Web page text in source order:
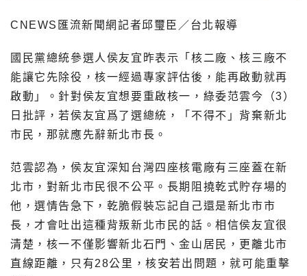
CNEWS匯流新聞網記者邱璽臣／台北報導
國民黨總統參選人侯友宜昨表示「核二廠、核三廠不
能讓它先除役，核一經過專家評估後，能再啟動就再
啟動」。針對侯友宜想要重啟核一，綠委范雲今（3）
日批評，若侯友宜爲了選總統，「不得不」背棄新北
市民，那就應先辭新北市長。
范雲認為，侯友宜深知台灣四座核電廠有三座蓋在新
北市，對新北市民很不公平。長期阻撓乾式貯存場的
他，選情告急下，乾脆假裝忘記自己還是新北市市
長，才會吐出這種背叛新北市民的話。相信侯友宜很
清楚，核一不僅影響新北石門、金山居民，更離北市
直線距離，只有28公里，核安若出問題，就可能重擊